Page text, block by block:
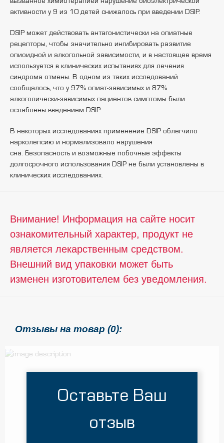
активности у 9 из 10 детей снижалось при введении DSIP.
DSIP может действовать антагонистически на опиатные
рецепторы, чтобы значительно ингибировать развитие
опиоидной и алкогольной зависимости, и в настоящее время
используется в клинических испытаниях для лечения
синдрома отмены. В одном из таких исследований
сообщалось, что у 97% опиат-зависимых и 87%
алкоголически-зависимых пациентов симптомы были
ослаблены введением DSIP.
В некоторых исследованиях применение DSIP облегчило
нарколепсию и нормализовало нарушения
сна. Безопасность и возможные побочные эффекты
долгосрочного использования DSIP не были установлены в
клинических исследованиях.
Внимание! Информация на сайте носит
ознакомительный характер, продукт не
является лекарственным средством.
Внешний вид упаковки может быть
изменен изготовителем без уведомления.
Отзывы на товар (0):
Оставьте Ваш
отзыв